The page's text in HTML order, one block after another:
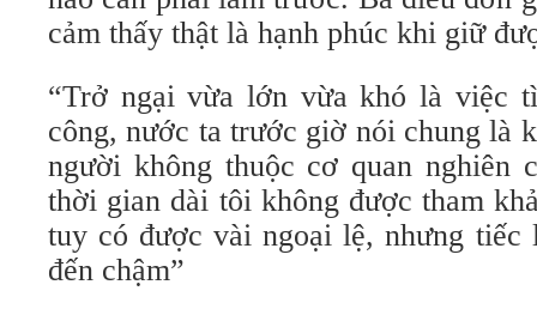
cảm thấy thật là hạnh phúc khi giữ
“Trở ngại vừa lớn vừa khó là việc
công, nước ta trước giờ nói chung là
người không thuộc cơ quan nghiên
thời gian dài tôi không được tham
tuy có được vài ngoại lệ, nhưng tiếc
đến chậm”